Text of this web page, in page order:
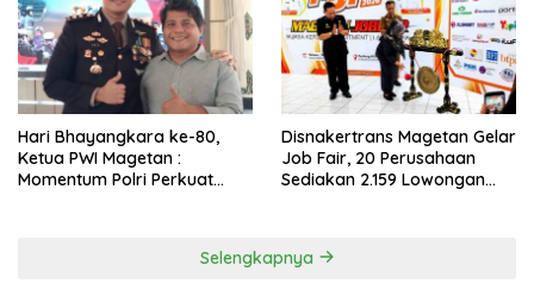
Hari Bhayangkara ke-80,
Ketua PWI Magetan :
Momentum Polri Perkuat
Disnakertrans Magetan Gelar
Job Fair, 20 Perusahaan
Sediakan 2.159 Lowongan
Selengkapnya